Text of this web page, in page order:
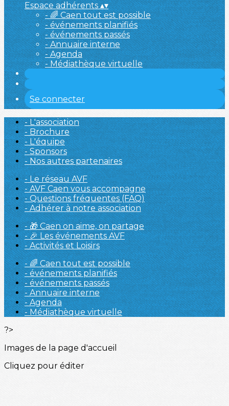
Espace adhérents▴▾
- 🌈 Caen tout est possible
- événements planifiés
- événements passés
- Annuaire interne
- Agenda
- Médiathèque virtuelle
Se connecter
- L'association
- Brochure
- L'équipe
- Sponsors
- Nos autres partenaires
- Le réseau AVF
- AVF Caen vous accompagne
- Questions fréquentes (FAQ)
- Adhérer à notre association
- 🎁 Caen on aime, on partage
- 🎉 Les événements AVF
- Activités et Loisirs
- 🌈 Caen tout est possible
- événements planifiés
- événements passés
- Annuaire interne
- Agenda
- Médiathèque virtuelle
?>
Images de la page d'accueil
Cliquez pour éditer